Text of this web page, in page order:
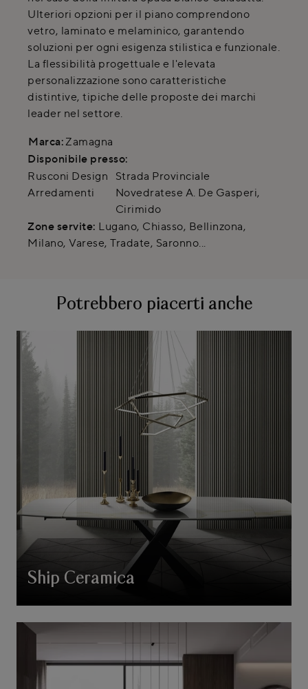
Ulteriori opzioni per il piano comprendono
vetro, laminato e melaminico, garantendo
soluzioni per ogni esigenza stilistica e funzionale.
La flessibilità progettuale e l'elevata
personalizzazione sono caratteristiche
distintive, tipiche delle proposte dei marchi
leader nel settore.
Marca: Zamagna
Disponibile presso:
Rusconi Design
Arredamenti
Strada Provinciale
Novedratese A. De Gasperi,
Cirimido
Zone servite: Lugano, Chiasso, Bellinzona,
Milano, Varese, Tradate, Saronno...
Potrebbero piacerti anche
Ship Ceramica